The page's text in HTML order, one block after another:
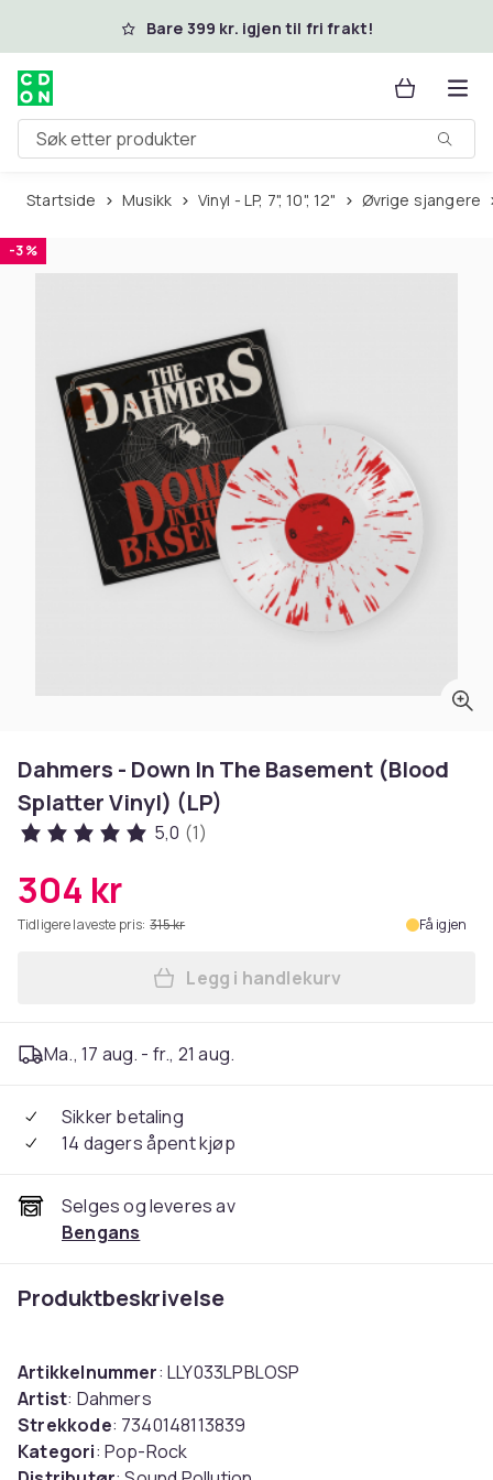
Hopp til hovedinnholdBare 399 kr. igjen til fri frakt!
Søk etter produkter
Startside Musikk Vinyl - LP, 7", 10", 12" Øvrige sjangere
-3 %
Dahmers - Down In The Basement (Blood
Splatter Vinyl) (LP)
5,0 (1)
304 kr
Tidligere laveste pris: 315 kr Få igjen
Legg Dahmers - Down In
Legg i handlekurv
Ma., 17 aug. - fr., 21 aug.
Sikker betaling
14 dagers åpent kjøp
Selges og leveres av
Bengans
Produktbeskrivelse
Artikkelnummer: LLY033LPBLOSP
Artist: Dahmers
Strekkode: 7340148113839
Kategori: Pop-Rock